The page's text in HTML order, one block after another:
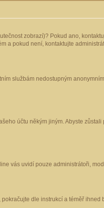
zobrazí)? Pokud ano,
a pokud není, kontaktujte
službám nedostupným
účtu někým jiným. Abyste
vás uvidí pouze administrátoři,
, pokračujte dle instrukcí a téměř ihned